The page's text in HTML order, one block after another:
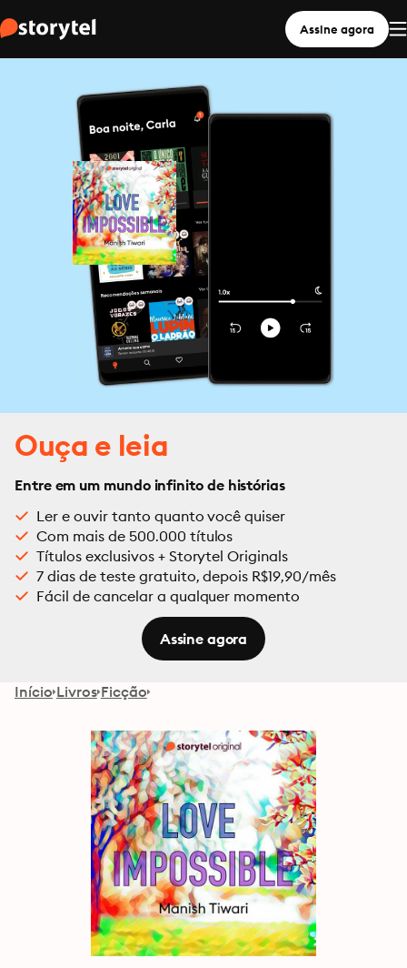
Assine agora
Ouça e leia
Entre em um mundo infinito de histórias
Ler e ouvir tanto quanto você quiser
Com mais de 500.000 títulos
Títulos exclusivos + Storytel Originals
7 dias de teste gratuito, depois R$19,90/mês
Fácil de cancelar a qualquer momento
Assine agora
Início Livros Ficção